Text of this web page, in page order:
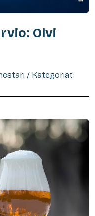
Olvi
/ Kategoriat: